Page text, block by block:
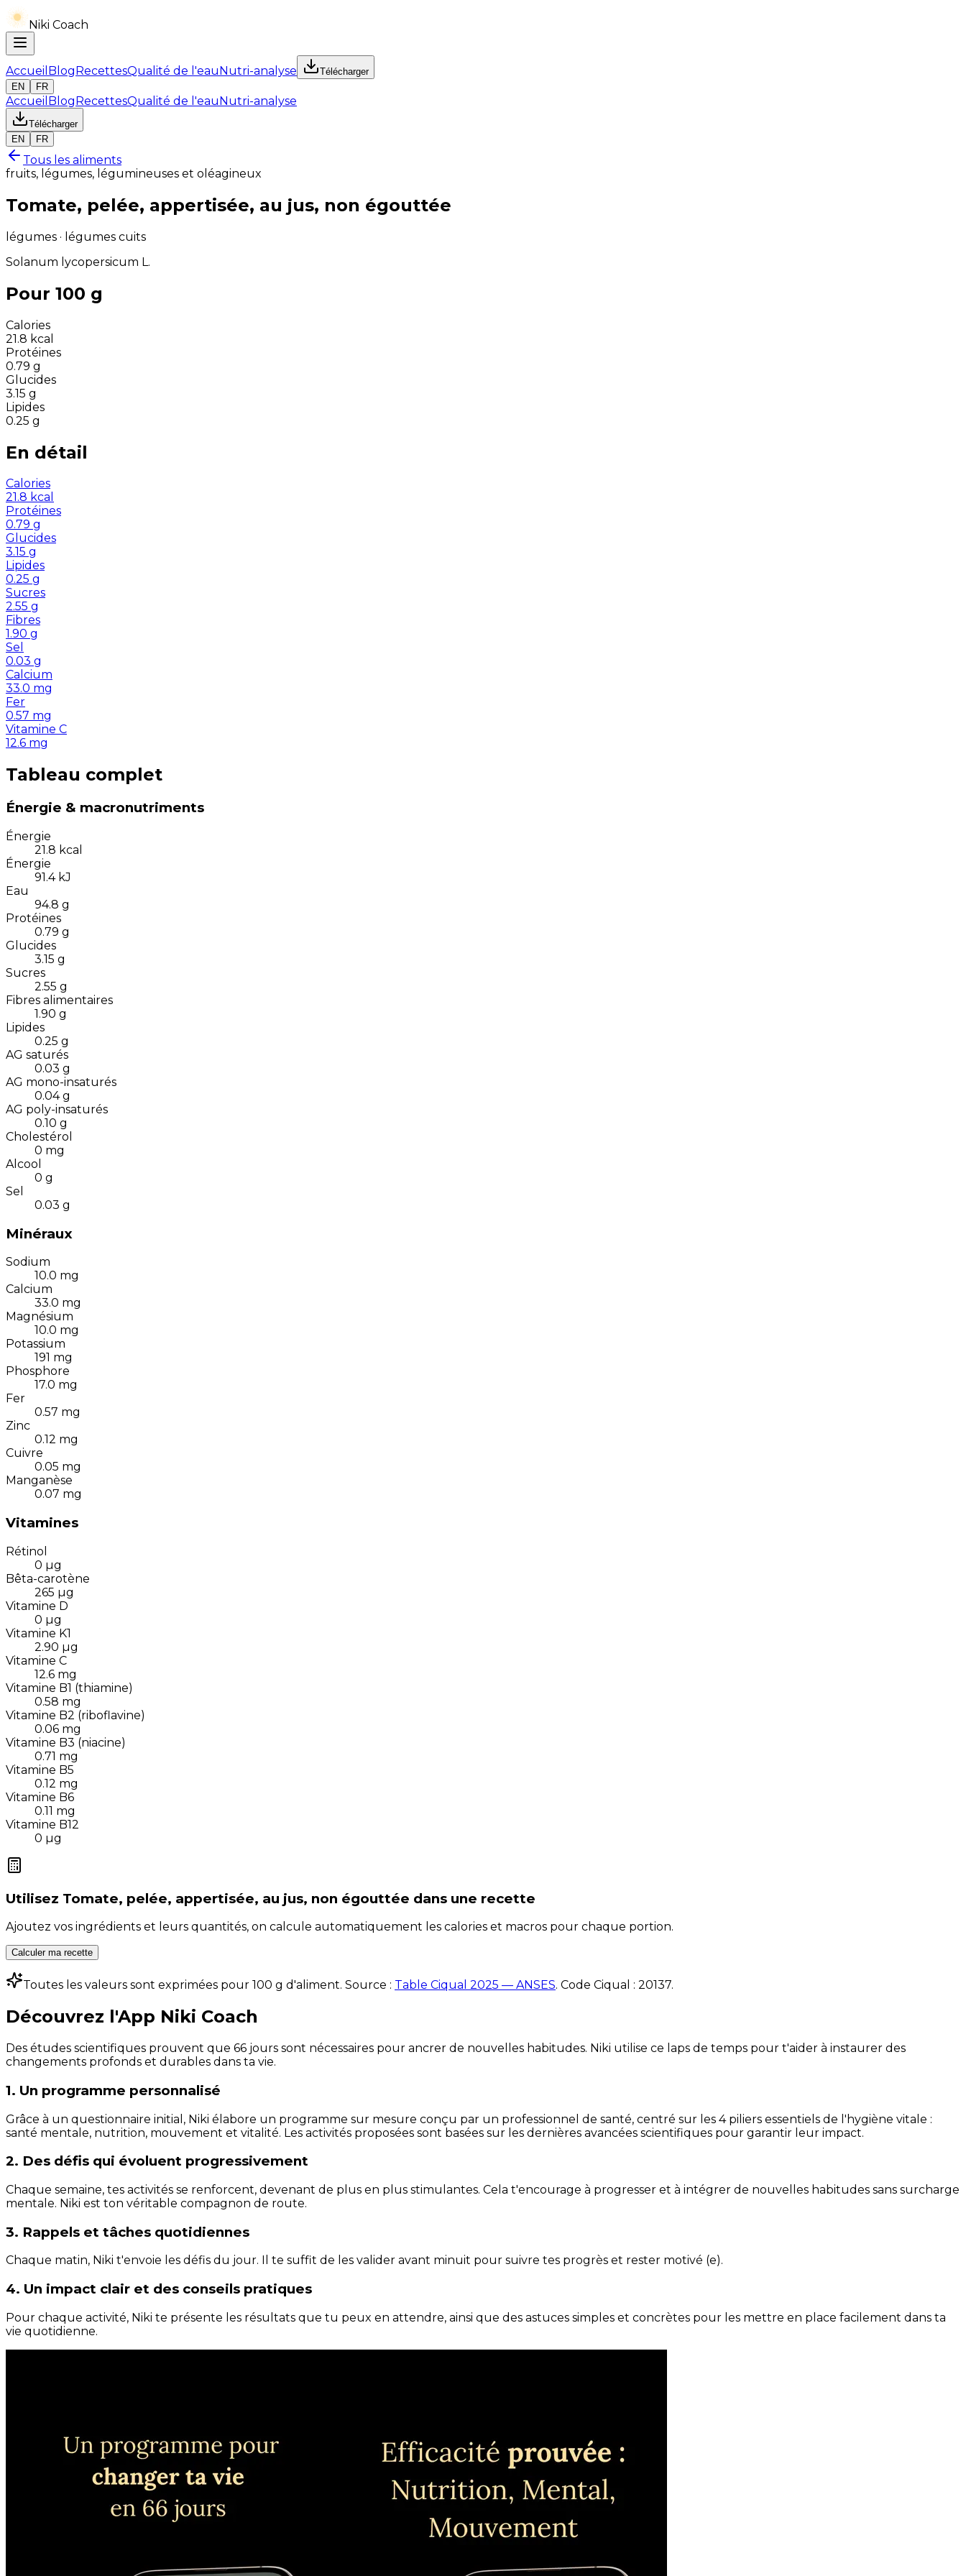
Niki Coach
Accueil BlogRecettesQualité de l'eauNutri-analyse
Télécharger
EN
FR
Accueil BlogRecettesQualité de l'eauNutri-analyse
Télécharger
EN
FR
Tous les aliments
fruits, légumes, légumineuses et oléagineux
Tomate, pelée, appertisée, au jus, non égouttée
légumes · légumes cuits
Solanum lycopersicum L.
Pour 100 g
Calories
21.8 kcal
Protéines
0.79 g
Glucides
3.15 g
Lipides
0.25 g
En détail
Calories
21.8 kcal
Protéines
0.79 g
Glucides
3.15 g
Lipides
0.25 g
Sucres
2.55 g
Fibres
1.90 g
Sel
0.03 g
Calcium
33.0 mg
Fer
0.57 mg
Vitamine C
12.6 mg
Tableau complet
Énergie & macronutriments
Énergie
21.8 kcal
Énergie
91.4 kJ
Eau
94.8 g
Protéines
0.79 g
Glucides
3.15 g
Sucres
2.55 g
Fibres alimentaires
1.90 g
Lipides
0.25 g
AG saturés
0.03 g
AG mono-insaturés
0.04 g
AG poly-insaturés
0.10 g
Cholestérol
0 mg
Alcool
0 g
Sel
0.03 g
Minéraux
Sodium
10.0 mg
Calcium
33.0 mg
Magnésium
10.0 mg
Potassium
191 mg
Phosphore
17.0 mg
Fer
0.57 mg
Zinc
0.12 mg
Cuivre
0.05 mg
Manganèse
0.07 mg
Vitamines
Rétinol
0 µg
Bêta-carotène
265 µg
Vitamine D
0 µg
Vitamine K1
2.90 µg
Vitamine C
12.6 mg
Vitamine B1 (thiamine)
0.58 mg
Vitamine B2 (riboflavine)
0.06 mg
Vitamine B3 (niacine)
0.71 mg
Vitamine B5
0.12 mg
Vitamine B6
0.11 mg
Vitamine B12
0 µg
Utilisez Tomate, pelée, appertisée, au jus, non égouttée dans une recette
Ajoutez vos ingrédients et leurs quantités, on calcule automatiquement les calories et macros pour chaque portion.
Calculer ma recette
Toutes les valeurs sont exprimées pour 100 g d'aliment. Source : Table Ciqual 2025 — ANSES. Code Ciqual : 20137.
Découvrez l'App Niki Coach
Des études scientifiques prouvent que 66 jours sont nécessaires pour ancrer de nouvelles habitudes. Niki utilise ce laps de temps pour t'aider à instaurer des
changements profonds et durables dans ta vie.
1. Un programme personnalisé
Grâce à un questionnaire initial, Niki élabore un programme sur mesure conçu par un professionnel de santé, centré sur les 4 piliers essentiels de l'hygiène vitale :
santé mentale, nutrition, mouvement et vitalité. Les activités proposées sont basées sur les dernières avancées scientifiques pour garantir leur impact.
2. Des défis qui évoluent progressivement
Chaque semaine, tes activités se renforcent, devenant de plus en plus stimulantes. Cela t'encourage à progresser et à intégrer de nouvelles habitudes sans surcharge
mentale. Niki est ton véritable compagnon de route.
3. Rappels et tâches quotidiennes
Chaque matin, Niki t'envoie les défis du jour. Il te suffit de les valider avant minuit pour suivre tes progrès et rester motivé (e).
4. Un impact clair et des conseils pratiques
Pour chaque activité, Niki te présente les résultats que tu peux en attendre, ainsi que des astuces simples et concrètes pour les mettre en place facilement dans ta
vie quotidienne.